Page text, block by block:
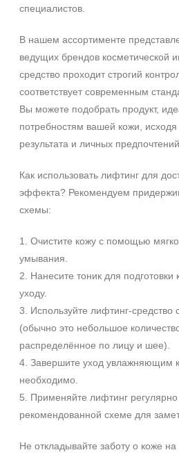
Показать еще
Пол
Процедура
Демакияж
Массаж
Показать еще
Уровень SPF защиты
SPF 25
SPF 50
специалистов.
В нашем ассортименте
ведущих брендов косметической
средство проходит строгий
соответствует современным
Вы можете подобрать продукт,
потребностям вашей кожи,
результата и личных предпочтений.
Как использовать лифтинг для
эффекта? Рекомендуем
схемы:
1. Очистите кожу с помощью
умывания.
2. Нанесите тоник для
уходу.
3. Используйте лифтинг‑средство
(обычно это небольшое
распределённое по лицу и шее).
4. Завершите уход увлажняющим
необходимо.
5. Применяйте лифтинг
рекомендованной схеме для
Не откладывайте заботу о коже